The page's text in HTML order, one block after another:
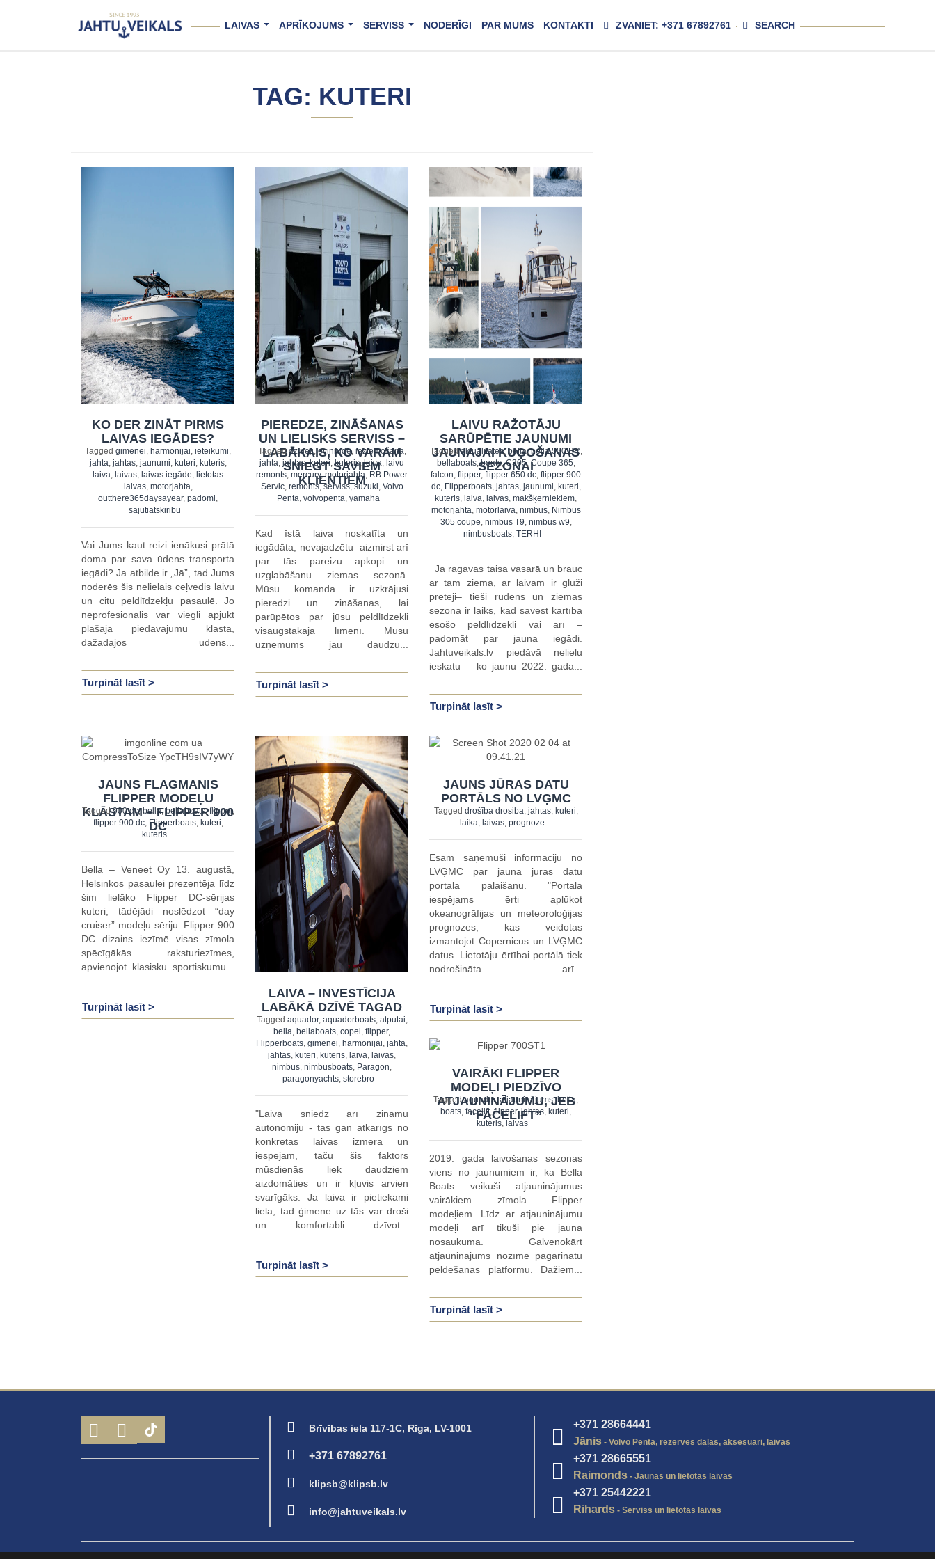
LAIVAS
APRĪKOJUMS
SERVISS
NODERĪGI PAR MUMS KONTAKTI ZVANIET: +371 67892761 SEARCH
TAG: KUTERI
KO DER ZINĀT PIRMS
LAIVAS IEGĀDES?
Tagged gimenei, harmonijai, ieteikumi,
jahta, jahtas, jaunumi, kuteri, kuteris,
laiva, laivas, laivas iegāde, lietotas
laivas, motorjahta,
outthere365daysayear, padomi,
sajutiatskiribu
Vai Jums kaut reizi ienākusi prātā
doma par sava ūdens transporta
iegādi? Ja atbilde ir „Jā”, tad Jums
noderēs šis nelielais ceļvedis laivu
un citu peldlīdzekļu pasaulē. Jo
neprofesionālis var viegli apjukt
plašajā piedāvājumu klāstā,
dažādajos ūdens...
Turpināt lasīt >
PIEREDZE, ZINĀŠANAS
UN LIELISKS SERVISS –
LABĀKAIS, KO VARAM
SNIEGT SAVIEM
KLIENTIEM
Taggeddzinēji,evinrude, ieziemošana,
jahta, jahtas,kuteri,kuteris,laiva, laivu
remonts, mercury,motorjahta, RB Power
Servic, remonts,serviss,suzuki, Volvo
Penta, volvopenta, yamaha
Kad īstā laiva noskatīta un
iegādāta, nevajadzētu aizmirst arī
par tās pareizu apkopi un
uzglabāšanu ziemas sezonā.
Mūsu komanda ir uzkrājusi
pieredzi un zināšanas, lai
parūpētos par jūsu peldlīdzekli
visaugstākajā līmenī. Mūsu
uzņēmums jau daudzu...
Turpināt lasīt >
LAIVU RAŽOTĀJU
SARŪPĒTIE JAUNUMI
JAUNAJAI KUĢOŠANAS
SEZONAI
Taggedaktualitātes,bella,bella 550 BR,
bellaboats,boats,C305, Coupe 365,
falcon, flipper, flipper 650 dc, flipper 900
dc, Flipperboats, jahtas, jaunumi, kuteri,
kuteris, laiva, laivas, makšķerniekiem,
motorjahta, motorlaiva, nimbus, Nimbus
305 coupe, nimbus T9, nimbus w9,
nimbusboats, TERHI
Ja ragavas taisa vasarā un brauc
ar tām ziemā, ar laivām ir gluži
pretēji– tieši rudens un ziemas
sezona ir laiks, kad savest kārtībā
esošo peldlīdzekli vai arī –
padomāt par jauna iegādi.
Jahtuveikals.lv piedāvā nelielu
ieskatu – ko jaunu 2022. gada...
Turpināt lasīt >
JAUNS FLAGMANIS
FLIPPER MODEĻU
KLĀSTAM – FLIPPER 900
DC
Tagged900 dc,bella,bellaboats,flipper,
flipper 900 dc, Flipperboats, kuteri,
kuteris
Bella – Veneet Oy 13. augustā,
Helsinkos pasaulei prezentēja līdz
šim lielāko Flipper DC-sērijas
kuteri, tādējādi noslēdzot “day
cruiser” modeļu sēriju. Flipper 900
DC dizains iezīmē visas zīmola
spēcīgākās raksturiezīmes,
apvienojot klasisku sportiskumu...
Turpināt lasīt >
LAIVA – INVESTĪCIJA
LABĀKĀ DZĪVĒ TAGAD
Tagged aquador, aquadorboats, atputai,
bella, bellaboats, copei, flipper,
Flipperboats, gimenei, harmonijai, jahta,
jahtas, kuteri, kuteris, laiva, laivas,
nimbus, nimbusboats, Paragon,
paragonyachts, storebro
"Laiva sniedz arī zināmu
autonomiju - tas gan atkarīgs no
konkrētās laivas izmēra un
iespējām, taču šis faktors
mūsdienās liek daudziem
aizdomāties un ir kļuvis arvien
svarīgāks. Ja laiva ir pietiekami
liela, tad ģimene uz tās var droši
un komfortabli dzīvot...
Turpināt lasīt >
JAUNS JŪRAS DATU
PORTĀLS NO LVĢMC
Tagged drošība drosiba, jahtas, kuteri,
laika, laivas, prognoze
Esam saņēmuši informāciju no
LVĢMC par jauna jūras datu
portāla palaišanu. "Portālā
iespējams ērti aplūkot
okeanogrāfijas un meteoroloģijas
prognozes, kas veidotas
izmantojot Copernicus un LVĢMC
datus. Lietotāju ērtībai portālā tiek
nodrošināta arī...
Turpināt lasīt >
VAIRĀKI FLIPPER
MODEĻI PIEDZĪVO
ATJAUNINĀJUMU, JEB
“FACELIFT”
Taggedaquador,atjauninājums,bella,
boats, facelift,flipper,jahtas, kuteri,
kuteris, laivas
2019. gada laivošanas sezonas
viens no jaunumiem ir, ka Bella
Boats veikuši atjauninājumus
vairākiem zīmola Flipper
modeļiem. Līdz ar atjauninājumu
modeļi arī tikuši pie jauna
nosaukuma. Galvenokārt
atjauninājums nozīmē pagarinātu
peldēšanas platformu. Dažiem...
Turpināt lasīt >
Brīvības iela 117-1C, Rīga, LV-1001
+371 67892761
klipsb@klipsb.lv
info@jahtuveikals.lv
+371 28664441
Jānis - Volvo Penta, rezerves daļas, aksesuāri, laivas
+371 28665551
Raimonds - Jaunas un lietotas laivas
+371 25442221
Rihards - Serviss un lietotas laivas